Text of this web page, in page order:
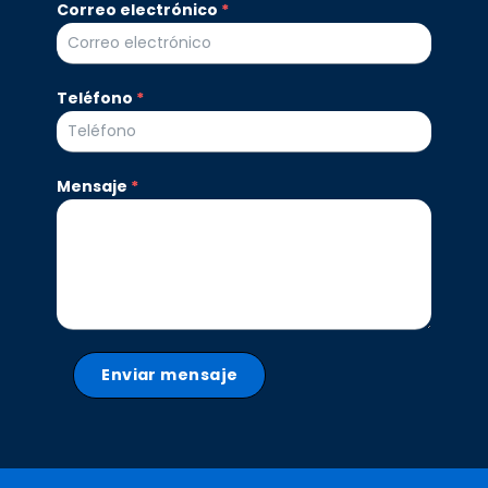
Correo electrónico *
Teléfono *
Mensaje *
Enviar mensaje